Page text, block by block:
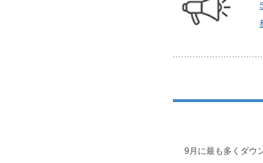
9月に最も多くダウ